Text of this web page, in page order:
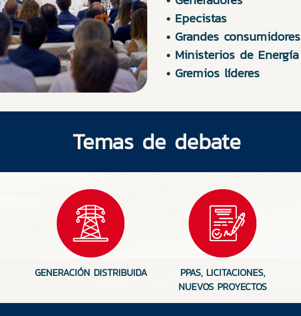
• Epecistas
• Grandes consumidores
• Ministerios de Energía
• Gremios líderes
Temas de debate
GENERACIÓN DISTRIBUIDA
PPAS, LICITACIONES,
NUEVOS PROYECTOS